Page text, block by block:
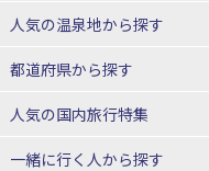
東北
青森県
宮城県
山形県
北海道ホテル・旅館
青森県ホテル・旅館
宮城県ホテル・旅館
人気の温泉地から探す
北海道
湯の川温泉(北海道)
十勝川温泉(北海道)
都道府県から探す
北海道旅行・ツアー
人気の国内旅行特集
東京ディズニーリゾート®への旅
一緒に行く人から探す